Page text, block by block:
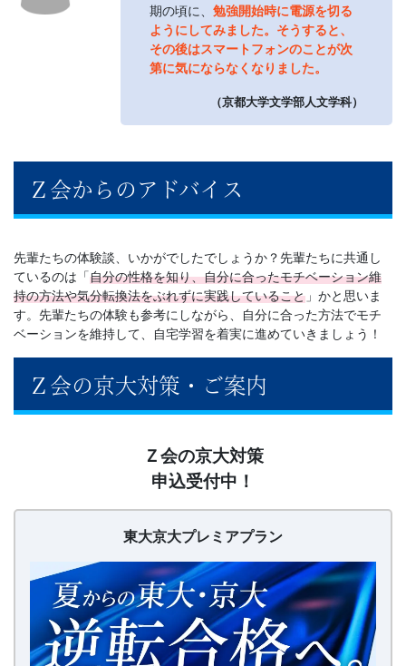
期の頃に、 勉強開始時に電源を切る
ようにしてみました。そうすると、
その後はスマートフォンのことが次
第に気にならなくなりました。
（京都大学文学部人文学科）
Ｚ会からのアドバイス
先輩たちの体験談、いかがでしたでしょうか？先輩たちに共通し
ているのは「自分の性格を知り、自分に合ったモチベーション維
持の方法や気分転換法をぶれずに実践していること 」かと思いま
す。先輩たちの体験も参考にしながら、自分に合った方法でモチ
ベーションを維持して、自宅学習を着実に進めていきましょう！
Ｚ会の京大対策・ご案内
京
Ｚ会の京大対策
申込受付中！
東大京大プレミアプラン